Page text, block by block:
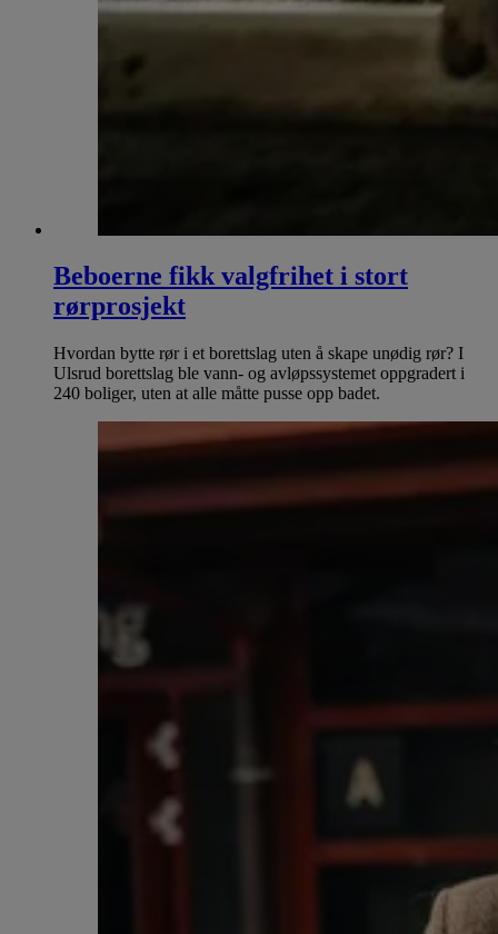
Beboerne fikk valgfrihet i stort
rørprosjekt
Hvordan bytte rør i et borettslag uten å skape unødig rør? I
Ulsrud borettslag ble vann- og avløpssystemet oppgradert i
240 boliger, uten at alle måtte pusse opp badet.